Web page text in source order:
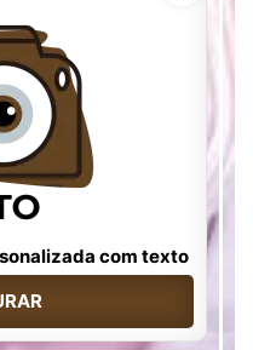
com texto